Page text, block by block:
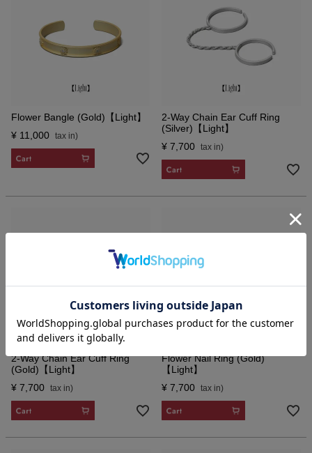
Flower Bangle (Gold)【Light】
¥ 11,000
2-Way Chain Ear Cuff Ring
(Silver)【Light】
¥ 7,700
2-Way Chain Ear Cuff Ring
(Gold)【Light】
¥ 7,700
Flower Nail Ring (Gold)
【Light】
¥ 7,700